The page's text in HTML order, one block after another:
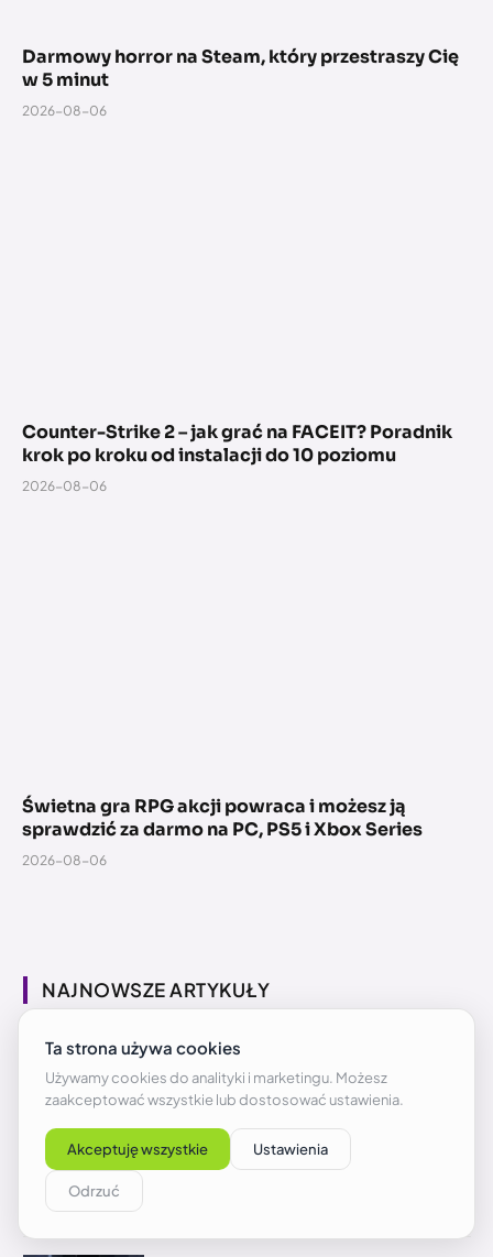
Darmowy horror na Steam, który przestraszy Cię
w 5 minut
2026-08-06
Counter-Strike 2 – jak grać na FACEIT? Poradnik
krok po kroku od instalacji do 10 poziomu
2026-08-06
Świetna gra RPG akcji powraca i możesz ją
sprawdzić za darmo na PC, PS5 i Xbox Series
2026-08-06
NAJNOWSZE ARTYKUŁY
Minecraft – jak oddychać pod wodą za
pomocą mikstur i żółwiej skorupy?
2026-08-06
Minecraft – jak zdobyć i używać